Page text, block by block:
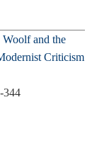
and the
Criticism
344